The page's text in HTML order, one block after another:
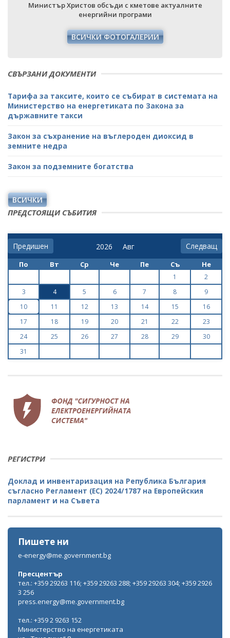
Министър Христов обсъди с кметове актуалните
енергийни програми
ВСИЧКИ ФОТОГАЛЕРИИ
СВЪРЗАНИ ДОКУМЕНТИ
Тарифа за таксите, които се събират в системата на
Министерство на енергетиката по Закона за
държавните такси
Закон за съхранение на въглероден диоксид в
земните недра
Закон за подземните богатства
ВСИЧКИ
ПРЕДСТОЯЩИ СЪБИТИЯ
Предишен Следващ
По Вт Ср Че Пе Съ Не
1
2
3
4 5 6 7 8
9
10
11 12 13 14 15
16
17
18 19 20 21 22
23
24
25 26 27 28 29
30
31
РЕГИСТРИ
Доклад и инвентаризация на Република България
съгласно Регламент (ЕС) 2024/1787 на Европейския
парламент и на Съвета
Пишете ни
e-energy@me.government.bg
Пресцентър
тел.: +359 29263 116; +359 29263 288; +359 29263 304; +359 2926
3 256
press.energy@me.government.bg
тел.: +359 2 9263 152
Министерство на енергетиката